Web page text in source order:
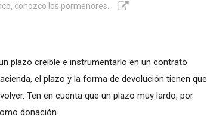
conozco los pormenores...
plazo creíble e instrumentarlo en un contrato
el plazo y la forma de devolución tienen que
Ten en cuenta que un plazo muy lardo, por
donación.